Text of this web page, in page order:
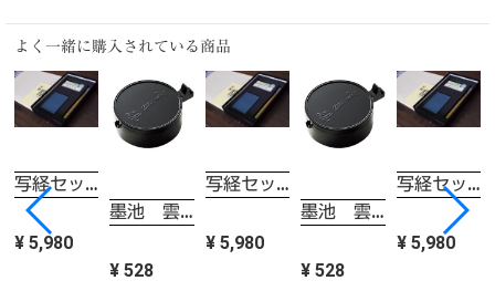
よく一緒に購入されている商品
写経セット 静SEI
¥ 5,980
墨池 雲月硯 水仙 黒
¥ 528
写経セット 静SEI
¥ 5,980
墨池 雲月硯 水仙 黒
¥ 528
写経セット 静SEI
¥ 5,980